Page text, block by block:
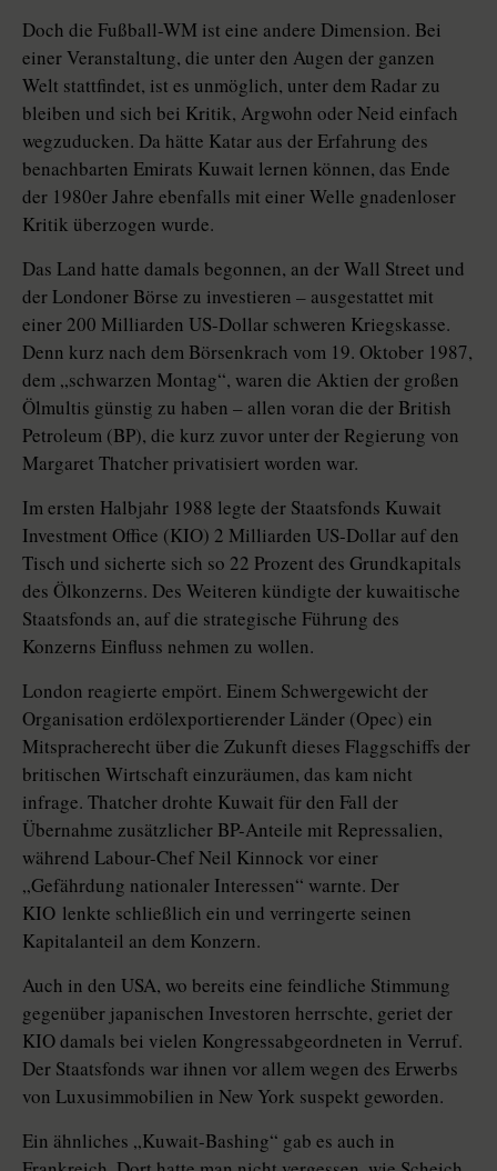
Doch die Fußball-WM ist eine andere Dimension. Bei
einer Veranstaltung, die unter den Augen der ganzen
Welt stattfindet, ist es unmöglich, unter dem Radar zu
bleiben und sich bei Kritik, Argwohn oder Neid einfach
wegzuducken. Da hätte Katar aus der Erfahrung des
benachbarten Emirats Kuwait lernen können, das Ende
der 1980er Jahre ebenfalls mit einer Welle gnadenloser
Kritik überzogen wurde.
Das Land hatte damals begonnen, an der Wall Street und
der Londoner Börse zu investieren – ausgestattet mit
einer 200 Milliarden US-Dollar schweren Kriegskasse.
Denn kurz nach dem Börsenkrach vom 19. Oktober 1987,
dem „schwarzen Montag“, waren die Aktien der großen
Ölmultis günstig zu haben – allen voran die der British
Petroleum (BP), die kurz zuvor unter der Regierung von
Margaret Thatcher privatisiert worden war.
Im ersten Halbjahr 1988 legte der Staatsfonds Kuwait
Investment Office (KIO) 2 Milliarden US-Dollar auf den
Tisch und sicherte sich so 22 Prozent des Grundkapitals
des Ölkonzerns. Des Weiteren kündigte der kuwaitische
Staatsfonds an, auf die strategische Führung des
Konzerns Einfluss nehmen zu wollen.
London reagierte empört. Einem Schwergewicht der
Organisation erdölexportierender Länder (Opec) ein
Mitspracherecht über die Zukunft dieses Flaggschiffs der
britischen Wirtschaft einzuräumen, das kam nicht
infrage. Thatcher drohte Kuwait für den Fall der
Übernahme zusätzlicher BP-Anteile mit Repressalien,
während Labour-Chef Neil Kinnock vor einer
„Gefährdung nationaler Interessen“ warnte. Der
KIO lenkte schließlich ein und verringerte seinen
Kapitalanteil an dem Konzern.
Auch in den USA, wo bereits eine feindliche Stimmung
gegenüber japanischen Investoren herrschte, geriet der
KIO damals bei vielen Kongressabgeordneten in Verruf.
Der Staatsfonds war ihnen vor allem wegen des Erwerbs
von Luxusimmobilien in New York suspekt geworden.
Ein ähnliches „Kuwait-Bashing“ gab es auch in